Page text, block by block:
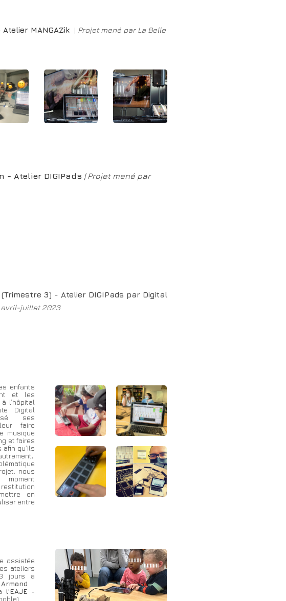
Atelier MANGAZik | Projet mené par La Belle
- Atelier DIGIPads | Projet mené par
3) - Atelier DIGIPads par Digital
juillet 2023
enfants
et les
l’hôpital
Digital
ses
faire
musique
et faires
qu’ils
nous
en
entre
assistée
ateliers
jours a
l'EAJE -